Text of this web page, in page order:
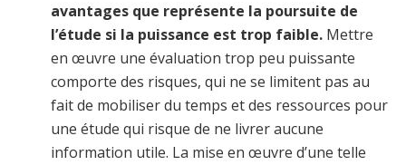
avantages que représente la poursuite de
l’étude si la puissance est trop faible. Mettre
en œuvre une évaluation trop peu puissante
comporte des risques, qui ne se limitent pas au
fait de mobiliser du temps et des ressources pour
une étude qui risque de ne livrer aucune
information utile. La mise en œuvre d’une telle